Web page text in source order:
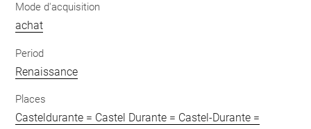
Mode d'acquisition
achat
Period
Renaissance
Places
Casteldurante = Castel Durante = Castel-Durante =